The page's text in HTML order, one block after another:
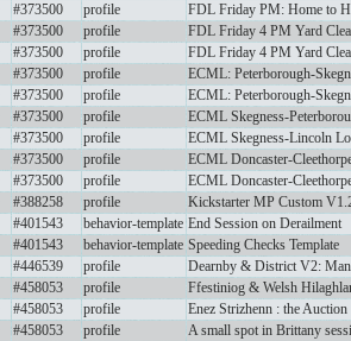
#373500 profile
FDL Friday PM: Home to
#373500 profile
FDL Friday 4 PM Yard
#373500 profile
FDL Friday 4 PM Yard
#373500 profile
ECML: Peterborough-
#373500 profile
ECML: Peterborough-
#373500 profile
ECML Skegness-
#373500 profile
ECML Skegness-Lincoln
#373500 profile
ECML Doncaster-
#373500 profile
ECML Doncaster-
#388258 profile
Kickstarter MP Custom
#401543 behavior-template End Session on Derailment
#401543 behavior-template Speeding Checks Template
#446539 profile
Dearnby & District V2:
#458053 profile
Ffestiniog & Welsh
#458053 profile
Enez Strizhenn : the Auction
#458053 profile
A small spot in Brittany